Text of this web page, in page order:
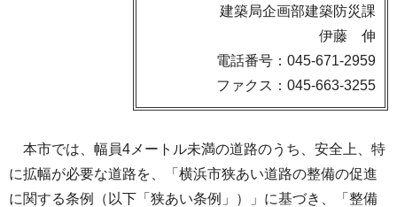
建築局企画部建築防災課
伊藤 伸
電話番号：045-671-2959
ファクス：045-663-3255
本市では、幅員4メートル未満の道路のうち、安全上、特
に拡幅が必要な道路を、「横浜市狭あい道路の整備の促進
に関する条例（以下「狭あい条例」）」に基づき、「整備